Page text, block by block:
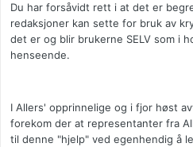
Du har forsåvidt rett i at det er
redaksjoner kan sette for bruk av
det er og blir brukerne SELV som i
henseende.
I Allers' opprinnelige og i fjor høst
forekom der at representanter fra
til denne "hjelp" ved egenhendig å